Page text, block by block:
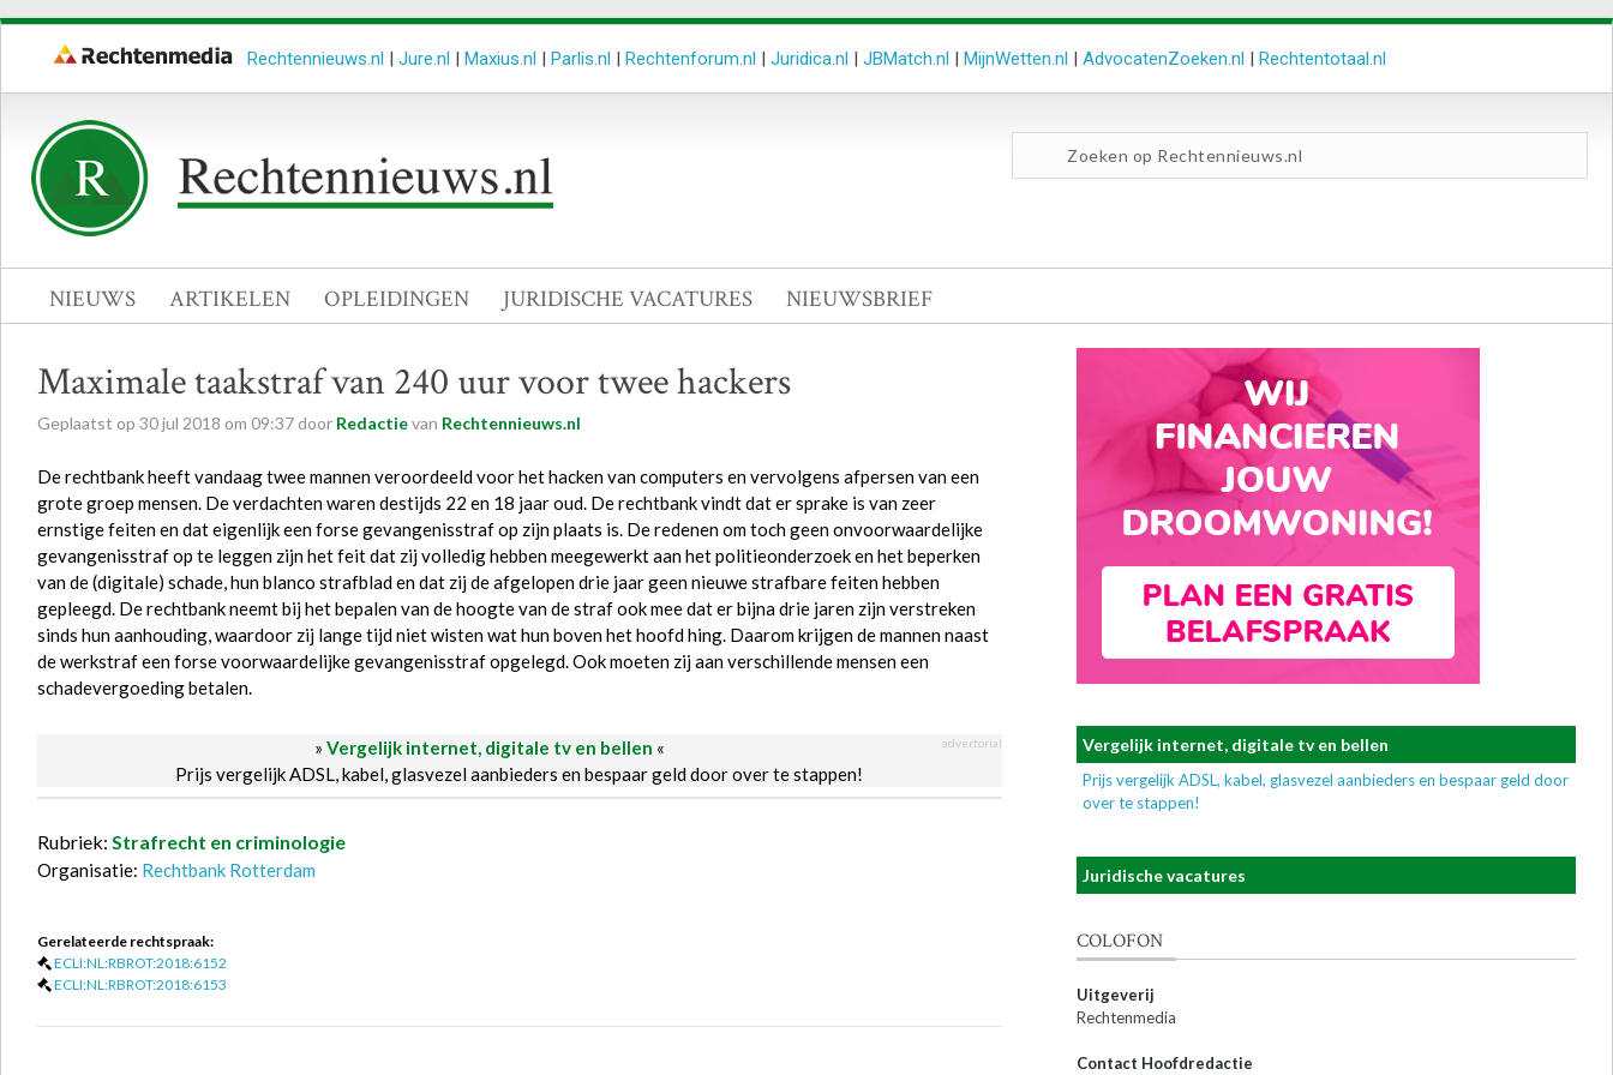
Rechtennieuws.nl | Jure.nl | Maxius.nl | Parlis.nl | Rechtenforum.nl | Juridica.nl | JBMatch.nl | MijnWetten.nl | AdvocatenZoeken.nl | Rechtentotaal.nl
NIEUWS ARTIKELEN OPLEIDINGEN JURIDISCHE VACATURES NIEUWSBRIEF
Maximale taakstraf van 240 uur voor twee hackers
Geplaatst op 30jul 2018 om 09:37 door Redactievan Rechtennieuws.nl
De rechtbank heeft vandaag twee mannen veroordeeld voor het hacken van computers en vervolgens afpersen van een
grote groep mensen. De verdachten waren destijds 22 en 18 jaar oud. De rechtbank vindt dat er sprake is van zeer
ernstige feiten en dat eigenlijk een forse gevangenisstraf op zijn plaats is. De redenen om toch geen onvoorwaardelijke
gevangenisstraf op te leggen zijn het feit dat zij volledig hebben meegewerkt aan het politieonderzoek en het beperken
van de (digitale) schade, hun blanco strafblad en dat zij de afgelopen drie jaar geen nieuwe strafbare feiten hebben
gepleegd. De rechtbank neemt bij het bepalen van de hoogte van de straf ook mee dat er bijna drie jaren zijn verstreken
sinds hun aanhouding, waardoor zij lange tijd niet wisten wat hun boven het hoofd hing. Daarom krijgen de mannen naast
de werkstraf een forse voorwaardelijke gevangenisstraf opgelegd. Ook moeten zij aan verschillende mensen een
schadevergoeding betalen.
» Vergelijk internet, digitale tv en bellen « advertorial
Prijs vergelijk ADSL, kabel, glasvezel aanbieders en bespaar geld door over te stappen!
Rubriek: Strafrecht en criminologie
Organisatie: Rechtbank Rotterdam
Gerelateerde rechtspraak:
ECLI:NL:RBROT:2018:6152
ECLI:NL:RBROT:2018:6153
Vergelijk internet, digitale tv en bellen
Prijs vergelijk ADSL, kabel, glasvezel aanbieders en bespaar geld door
over te stappen!
Juridische vacatures
COLOFON
Uitgeverij
Rechtenmedia
Contact Hoofdredactie